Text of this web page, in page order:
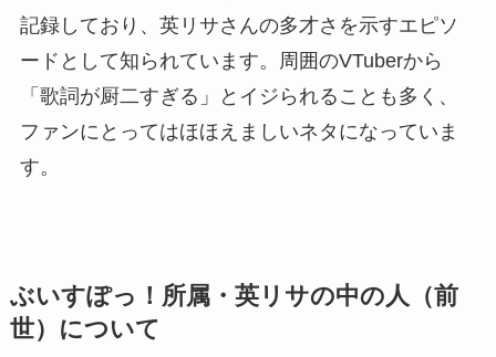
記録しており、英リサさんの多才さを示すエピソ
ードとして知られています。周囲のVTuberから
「歌詞が厨二すぎる」とイジられることも多く、
ファンにとってはほほえましいネタになっていま
す。
ぶいすぽっ！所属・英リサの中の人（前
世）について